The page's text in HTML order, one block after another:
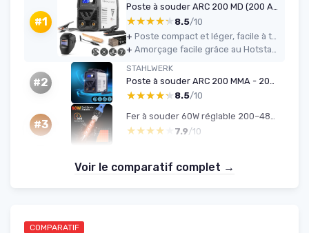
#1
Poste à souder ARC 200 MD (200 A MMA)
★★★★★
★★★★★ 8.5/10
+
Poste compact et léger, facile à transporter et à ranger
+
Amorçage facile grâce au Hotstart et arc globalement stable
#2
STAHLWERK
★★★★★
★★★★★ 8.5/10
#3
Fer à souder 60W réglable 200–480℃ - kit 5 pointes
★★★★★
★★★★★ 7.9/10
Voir le comparatif complet →
COMPARATIF